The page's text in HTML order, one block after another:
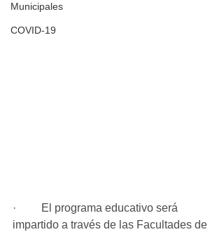
Municipales
COVID-19
·         El programa educativo será
impartido a través de las Facultades de